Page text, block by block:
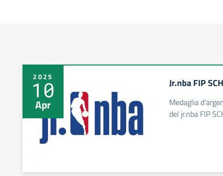
2025
10
Apr
Jr.nba FIP
Medaglia
del jr.nba FIP